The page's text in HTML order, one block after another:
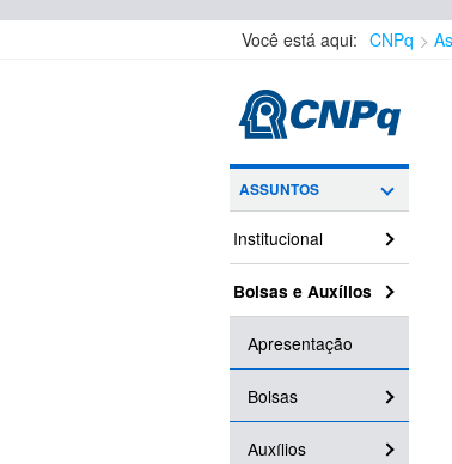
Você está aqui: CNPq
ASSUNTOS
Institucional
Bolsas e Auxílios
Apresentação
Bolsas
Auxílios